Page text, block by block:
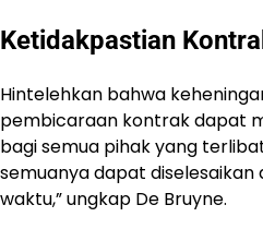
Ketidakpastian
Hintelehkan bahwa
pembicaraan kontrak dapat
bagi semua pihak yang
semuanya dapat
waktu,” ungkap De Bruyne.